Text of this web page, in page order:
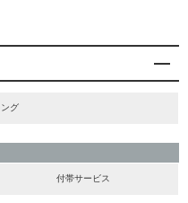
グ
付帯サービス